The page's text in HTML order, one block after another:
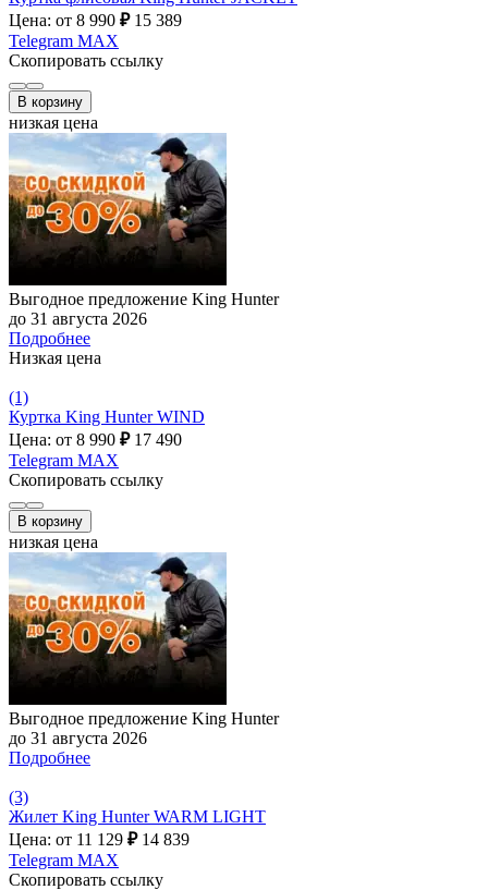
Цена: от 8 990 ₽ 15 389
Telegram MAX
Скопировать ссылку
В корзину
низкая цена
Выгодное предложение King Hunter
до 31 августа 2026
Подробнее
Низкая цена
(1)
Куртка King Hunter WIND
Цена: от 8 990 ₽ 17 490
Telegram MAX
Скопировать ссылку
В корзину
низкая цена
Выгодное предложение King Hunter
до 31 августа 2026
Подробнее
(3)
Жилет King Hunter WARM LIGHT
Цена: от 11 129 ₽ 14 839
Telegram MAX
Скопировать ссылку